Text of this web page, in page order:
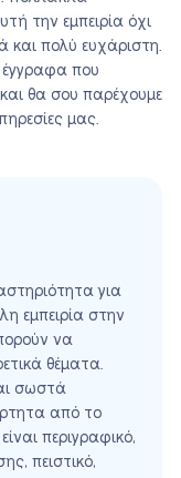
την εμπειρία όχι
και πολύ ευχάριστη.
έγγραφα που
θα σου παρέχουμε
μας.
για
εμπειρία στην
να
θέματα.
σωστά
από το
περιγραφικό,
πειστικό,